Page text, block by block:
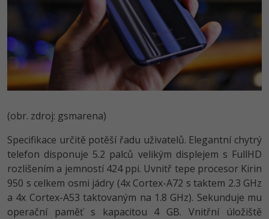
Copywriter
WordPress specialista
SEO specialista
Algoritmy -41%
Umělá inteligence (AI) -10%
Pro děti
Time management
Windows
Kybernetická bezpečnost
Elektronický podpis
Fórum
Ostatní
Fórum
(obr. zdroj: gsmarena)
Specifikace určitě potěší řadu uživatelů. Elegantní chytrý
telefon disponuje 5.2 palců velikým displejem s FullHD
rozlišením a jemností 424 ppi. Uvnitř tepe procesor Kirin
950 s celkem osmi jádry (4x Cortex-A72 s taktem 2.3 GHz
a 4x Cortex-A53 taktovaným na 1.8 GHz). Sekunduje mu
operační paměť s kapacitou 4 GB. Vnitřní úložiště